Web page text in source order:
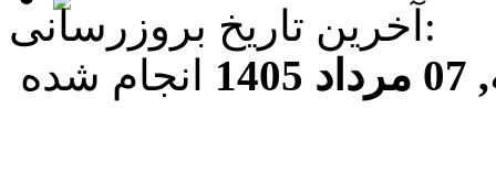
آخرين تاريخ بروزرسانی:
انجام شده